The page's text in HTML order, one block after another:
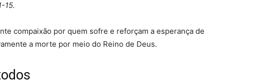
15.
compaixão por quem sofre e reforçam a esperança de
a morte por meio do Reino de Deus.